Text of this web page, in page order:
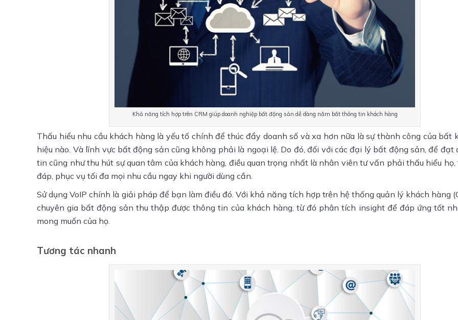
Khả năng tích hợp trên CRM giúp doanh nghiệp bất động sản dễ dàng nắm bắt thông tin khách hàng
Thấu hiểu nhu cầu khách hàng là yếu tố chính để thúc đẩy doanh số và xa hơn nữa là sự thành công của bất
hiệu nào. Và lĩnh vực bất động sản cũng không phải là ngoại lệ. Do đó, đối với các đại lý bất động sản, để đạt
tin cũng như thu hút sự quan tâm của khách hàng, điều quan trọng nhất là nhân viên tư vấn phải thấu hiểu họ,
đáp, phục vụ tối đa mọi nhu cầu ngay khi người dùng cần.
Sử dụng VoIP chính là giải pháp để bạn làm điều đó. Với khả năng tích hợp trên hệ thống quản lý khách hàng
chuyên gia bất động sản thu thập được thông tin của khách hàng, từ đó phân tích insight để đáp ứng tốt
mong muốn của họ.
Tương tác nhanh